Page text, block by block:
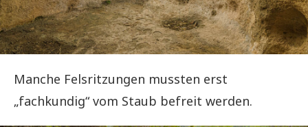
Manche Felsritzungen mussten erst
„fachkundig“ vom Staub befreit werden.